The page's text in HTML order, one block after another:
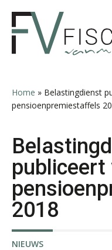
hoofdnavigatie
hoofd
eerste
voettekst
Home » Belastingdienst
pensioenpremiestaffels
publiceert
2018
NIEUWS